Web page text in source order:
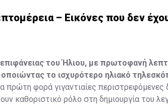
– Εικόνες που δεν
του Ήλιου, με πρωτοφανή
το ισχυρότερο ηλιακό
πρώτη φορά γιγαντιαίες περιστρεφόμενες
καθοριστικό ρόλο στη δημιουργία του